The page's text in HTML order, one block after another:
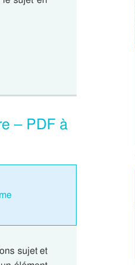
– PDF à
sujet et